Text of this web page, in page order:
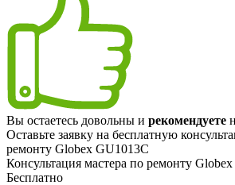
Вы остаетесь довольны и рекомендуете
Оставьте заявку на бесплатную
ремонту Globex GU1013C
Консультация мастера по ремонту
Бесплатно